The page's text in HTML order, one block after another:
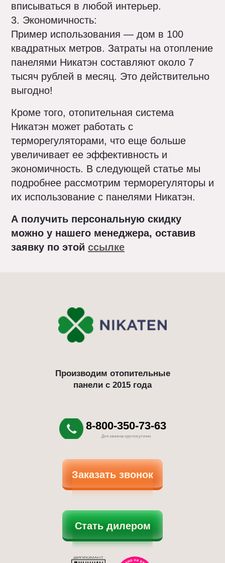
вписываться в любой интерьер.
3. Экономичность:
Пример использования — дом в 100
квадратных метров. Затраты на отопление
панелями Никатэн составляют около 7
тысяч рублей в месяц. Это действительно
выгодно!
Кроме того, отопительная система
Никатэн может работать с
терморегуляторами, что еще больше
увеличивает ее эффективность и
экономичность. В следующей статье мы
подробнее рассмотрим терморегуляторы и
их использование с панелями Никатэн.
А получить персональную скидку
можно у нашего менеджера, оставив
заявку по этой ссылке
Производим отопительные
панели с 2015 года
8-800-350-73-63
Для звонков круглосуточно
Заказать звонок
Стать дилером